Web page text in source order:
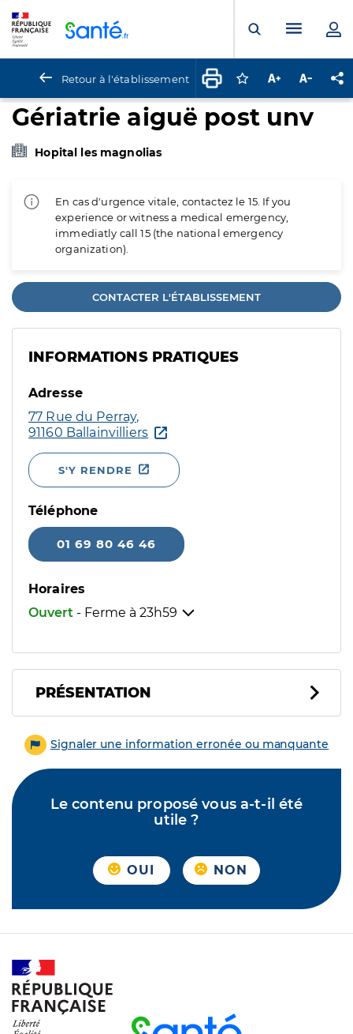
Ouvrir laMenu
Retour à l'établissement Connectez-vous
Augmenter la
Gériatrie aiguë post unv
Hopital les magnolias
En cas d'urgence vitale, contactez le 15. If you
experience or witness a medical emergency,
immediatly call 15 (the national emergency
organization).
CONTACTER L'ÉTABLISSEMENT
INFORMATIONS PRATIQUES
Adresse
77 Rue du Perray,
91160 Ballainvilliers
S'Y RENDRE
Téléphone
01 69 80 46 46
Horaires
Ouvert - Ferme à 23h59
PRÉSENTATION
Signaler une information erronée ou manquante
Le contenu proposé vous a-t-il été
utile ?
OUI NON